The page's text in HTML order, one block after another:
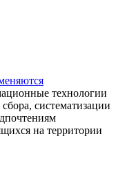
технологии
систематизации
на территории